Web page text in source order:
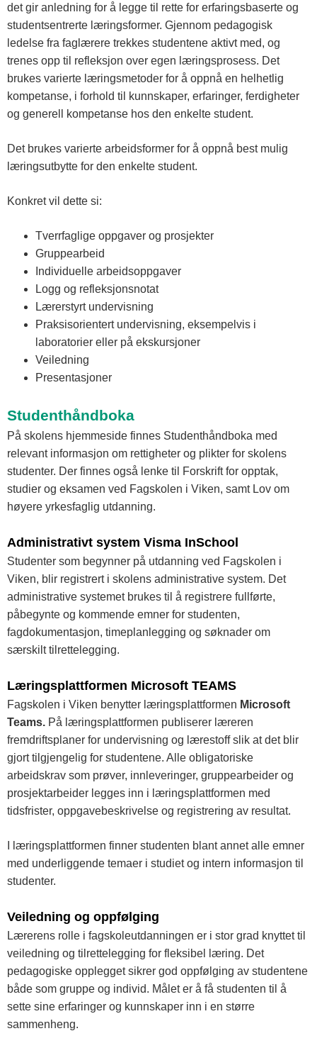
det gir anledning for å legge til rette for erfaringsbaserte og
studentsentrerte læringsformer. Gjennom pedagogisk
ledelse fra faglærere trekkes studentene aktivt med, og
trenes opp til refleksjon over egen læringsprosess. Det
brukes varierte læringsmetoder for å oppnå en helhetlig
kompetanse, i forhold til kunnskaper, erfaringer, ferdigheter
og generell kompetanse hos den enkelte student.
Det brukes varierte arbeidsformer for å oppnå best mulig
læringsutbytte for den enkelte student.
Konkret vil dette si:
Tverrfaglige oppgaver og prosjekter
Gruppearbeid
Individuelle arbeidsoppgaver
Logg og refleksjonsnotat
Lærerstyrt undervisning
Praksisorientert undervisning, eksempelvis i
laboratorier eller på ekskursjoner
Veiledning
Presentasjoner
Studenthåndboka
På skolens hjemmeside finnes Studenthåndboka med
relevant informasjon om rettigheter og plikter for skolens
studenter. Der finnes også lenke til Forskrift for opptak,
studier og eksamen ved Fagskolen i Viken, samt Lov om
høyere yrkesfaglig utdanning.
Administrativt system Visma InSchool
Studenter som begynner på utdanning ved Fagskolen i
Viken, blir registrert i skolens administrative system. Det
administrative systemet brukes til å registrere fullførte,
påbegynte og kommende emner for studenten,
fagdokumentasjon, timeplanlegging og søknader om
særskilt tilrettelegging.
Læringsplattformen Microsoft TEAMS
Fagskolen i Viken benytter læringsplattformen Microsoft
Teams. På læringsplattformen publiserer læreren
fremdriftsplaner for undervisning og lærestoff slik at det blir
gjort tilgjengelig for studentene. Alle obligatoriske
arbeidskrav som prøver, innleveringer, gruppearbeider og
prosjektarbeider legges inn i læringsplattformen med
tidsfrister, oppgavebeskrivelse og registrering av resultat.
I læringsplattformen finner studenten blant annet alle emner
med underliggende temaer i studiet og intern informasjon til
studenter.
Veiledning og oppfølging
Lærerens rolle i fagskoleutdanningen er i stor grad knyttet til
veiledning og tilrettelegging for fleksibel læring. Det
pedagogiske opplegget sikrer god oppfølging av studentene
både som gruppe og individ. Målet er å få studenten til å
sette sine erfaringer og kunnskaper inn i en større
sammenheng.